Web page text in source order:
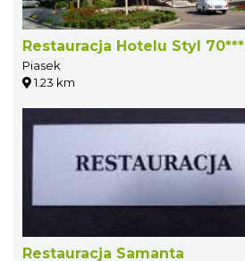
Restauracja Hotelu Styl 70***
Piasek
1.23 km
Restauracja Samanta